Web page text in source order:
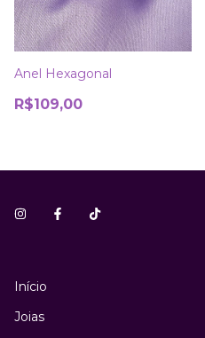
Anel Hexagonal
R$109,00
Início
Joias